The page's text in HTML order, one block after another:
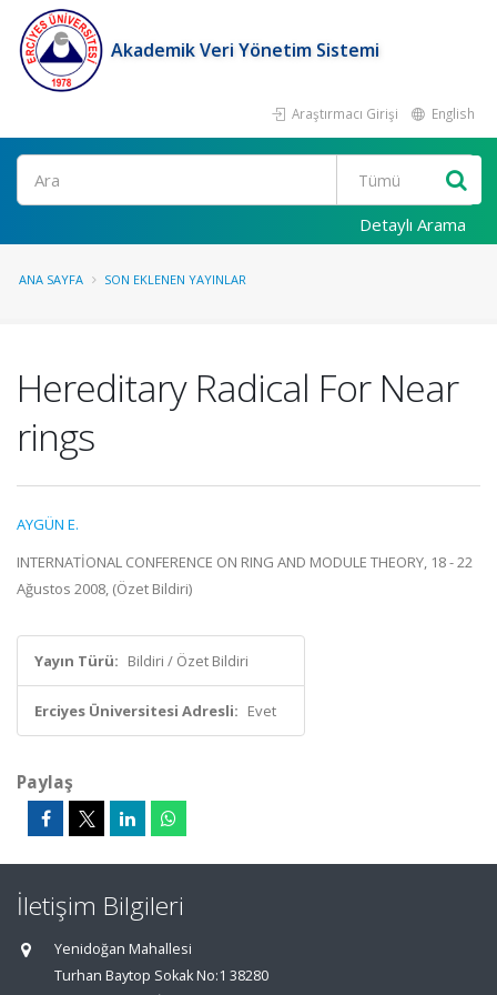
Akademik Veri Yönetim Sistemi
Araştırmacı Girişi English
Ara
Detaylı Arama
ANA SAYFA SON EKLENEN YAYINLAR
Hereditary Radical For Near
rings
AYGÜN E.
INTERNATİONAL CONFERENCE ON RING AND MODULE THEORY, 18 - 22
Ağustos 2008, (Özet Bildiri)
Yayın Türü: Bildiri / Özet Bildiri
Erciyes Üniversitesi Adresli: Evet
Paylaş
İletişim Bilgileri
Yenidoğan Mahallesi
Turhan Baytop Sokak No:1 38280